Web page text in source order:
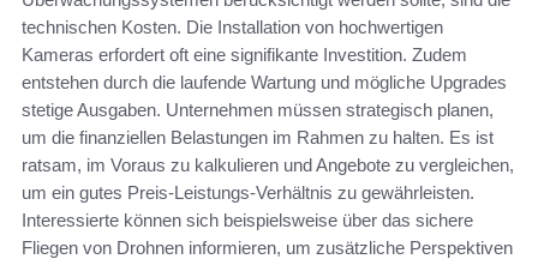
technischen Kosten. Die Installation von hochwertigen
Kameras erfordert oft eine signifikante Investition. Zudem
entstehen durch die laufende Wartung und mögliche Upgrades
stetige Ausgaben. Unternehmen müssen strategisch planen,
um die finanziellen Belastungen im Rahmen zu halten. Es ist
ratsam, im Voraus zu kalkulieren und Angebote zu vergleichen,
um ein gutes Preis-Leistungs-Verhältnis zu gewährleisten.
Interessierte können sich beispielsweise über das sichere
Fliegen von Drohnen informieren, um zusätzliche Perspektiven